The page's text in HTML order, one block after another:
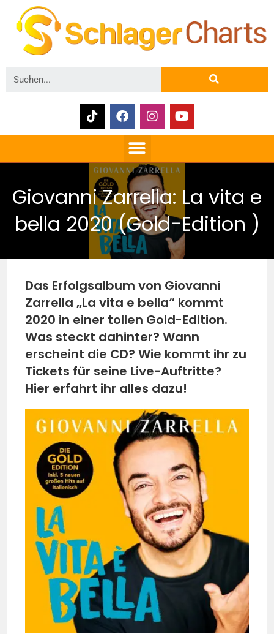
Giovanni Zarrella: La vita e
bella 2020 (Gold-Edition )
Das Erfolgsalbum von Giovanni
Zarrella „La vita e bella“ kommt
2020 in einer tollen Gold-Edition.
Was steckt dahinter? Wann
erscheint die CD? Wie kommt ihr zu
Tickets für seine Live-Auftritte?
Hier erfahrt ihr alles dazu!